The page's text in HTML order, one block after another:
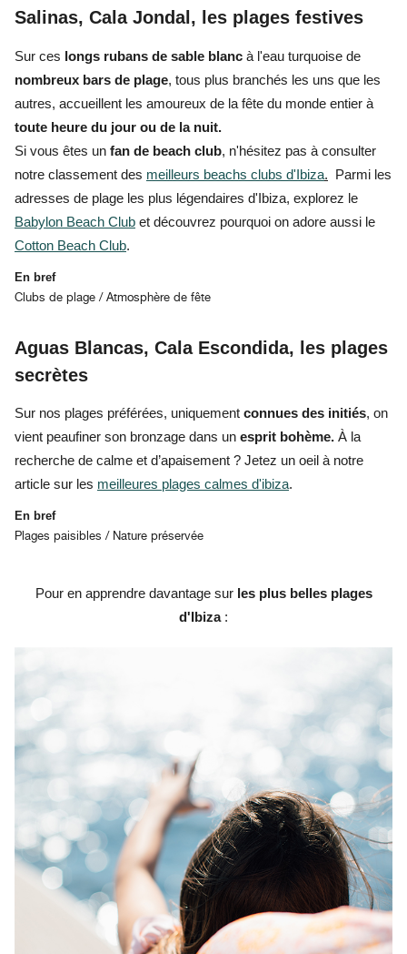
Salinas, Cala Jondal, les plages festives
Sur ces longs rubans de sable blanc à l'eau turquoise de
nombreux bars de plage, tous plus branchés les uns que les
autres, accueillent les amoureux de la fête du monde entier à
toute heure du jour ou de la nuit.
Si vous êtes un fan de beach club, n'hésitez pas à consulter
notre classement des meilleurs beachs clubs d'Ibiza. Parmi les
adresses de plage les plus légendaires d'Ibiza, explorez le
Babylon Beach Club et découvrez pourquoi on adore aussi le
Cotton Beach Club.
En bref
Clubs de plage / Atmosphère de fête
Aguas Blancas, Cala Escondida, les plages
secrètes
Sur nos plages préférées, uniquement connues des initiés, on
vient peaufiner son bronzage dans un esprit bohème. À la
recherche de calme et d’apaisement ? Jetez un oeil à notre
article sur les meilleures plages calmes d'ibiza.
En bref
Plages paisibles / Nature préservée
Pour en apprendre davantage surles plus belles plages
d'Ibiza: